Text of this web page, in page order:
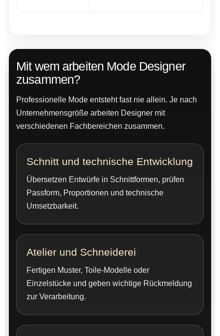
Mit wem arbeiten Mode Designer
zusammen?
Professionelle Mode entsteht fast nie allein. Je nach
Unternehmensgröße arbeiten Designer mit
verschiedenen Fachbereichen zusammen.
Schnitt und technische Entwicklung
Übersetzen Entwürfe in Schnittformen, prüfen
Passform, Proportionen und technische
Umsetzbarkeit.
Atelier und Schneiderei
Fertigen Muster, Toile-Modelle oder
Einzelstücke und geben wichtige Rückmeldung
zur Verarbeitung.